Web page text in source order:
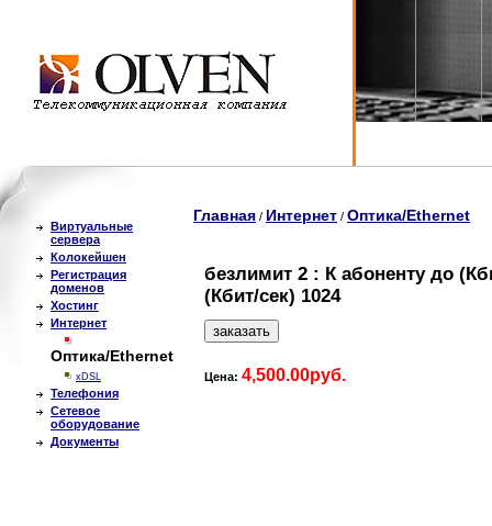
Виртуальные
сервера
Колокейшен
Регистрация
доменов
Хостинг
Интернет
Оптика/Ethernet
xDSL
Телефония
Сетевое
оборудование
Документы
Главная / Интернет / Оптика/Ethernet
безлимит 2 : К абоненту до
(Кбит/сек) 1024
Цена: 4,500.00руб.